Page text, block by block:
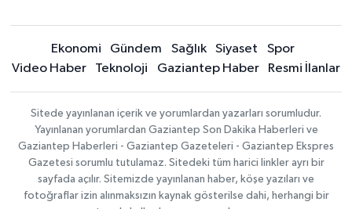
Ekonomi Gündem Sağlık Siyaset
Spor
Video Haber
Teknoloji Gaziantep Haber Resmi İlanlar
Sitede yayınlanan içerik ve yorumlardan yazarları sorumludur.
Yayınlanan yorumlardan Gaziantep Son Dakika Haberleri ve
Gaziantep Haberleri - Gaziantep Gazeteleri - Gaziantep Ekspres
Gazetesi sorumlu tutulamaz. Sitedeki tüm harici linkler ayrı bir
sayfada açılır. Sitemizde yayınlanan haber, köşe yazıları ve
fotoğraflar izin alınmaksızın kaynak gösterilse dahi, herhangi bir